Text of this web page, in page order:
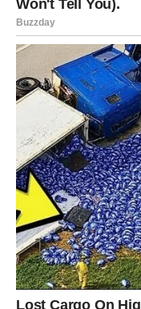
Isprva je pomislila da je
ona nije bila tu.
jasno da to nije bio
pretvarala u nelagodu,
Ko ostavlja to cvijeće?
Heather je počela
porodice, ali niko
konačno suočila s
pored spomenika,
poštovanja. Bila je
Heather nikada
kao da joj se svijet
Kroz glavu su joj